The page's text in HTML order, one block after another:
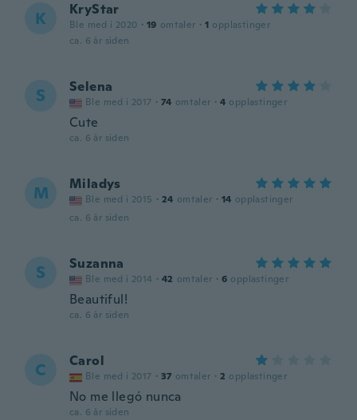
K KryStar
Ble med i 2020 · 19 omtaler · 1 opplastinger
ca. 6 år siden
S Selena
Ble med i 2017 · 74 omtaler · 4 opplastinger
Cute
ca. 6 år siden
M Miladys
Ble med i 2015 · 24 omtaler · 14 opplastinger
ca. 6 år siden
S Suzanna
Ble med i 2014 · 42 omtaler · 6 opplastinger
Beautiful!
ca. 6 år siden
C Carol
Ble med i 2017 · 37 omtaler · 2 opplastinger
No me llegó nunca
ca. 6 år siden